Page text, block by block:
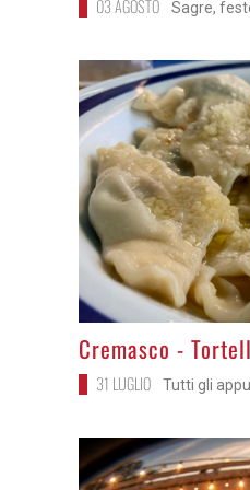
03 AGOSTO Sagre,
>
Cremasco -
31 LUGLIO Tutti gli